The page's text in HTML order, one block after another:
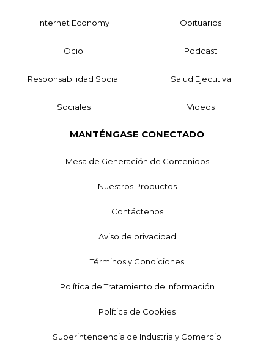
Internet Economy Obituarios
Ocio Podcast
Responsabilidad Social Salud Ejecutiva
Sociales Videos
MANTÉNGASE CONECTADO
Mesa de Generación de Contenidos
Nuestros Productos
Contáctenos
Aviso de privacidad
Términos y Condiciones
Política de Tratamiento de Información
Política de Cookies
Superintendencia de Industria y Comercio